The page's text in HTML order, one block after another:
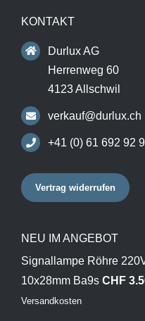
KONTAKT
Durlux AG
Herrenweg 60
4123 Allschwil
verkauf@durlux.ch
+41 (0) 61 692 92
Vertrag widerrufen
NEU IM ANGEBOT
Signallampe Röhre
10x28mm Ba9s CHF
Versandkosten